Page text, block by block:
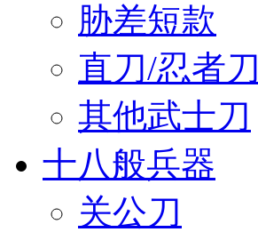
胁差短款
直刀/忍者刀
其他武士刀
十八般兵器
关公刀